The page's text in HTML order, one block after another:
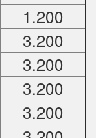
1.200
3.200
3.200
3.200
3.200